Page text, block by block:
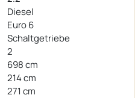
Diesel
Euro 6
Schaltgetriebe
2
698 cm
214 cm
271 cm